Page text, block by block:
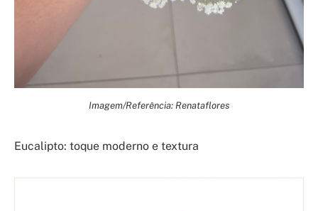
Imagem/Referência: Renataflores
Eucalipto: toque moderno e textura